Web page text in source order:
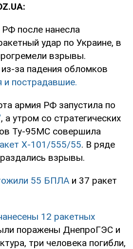
после нанесла
удар по Украине, в
взрывы.
за падения обломков
и пострадавшие.
армия РФ запустила по
, а утром со стратегических
Ту-95МС совершила
Х-101/555/55. В ряде
взрывы.
55 БПЛА и 37 ракет
12 ракетных
поражены ДнепроГЭС и
три человека погибли,